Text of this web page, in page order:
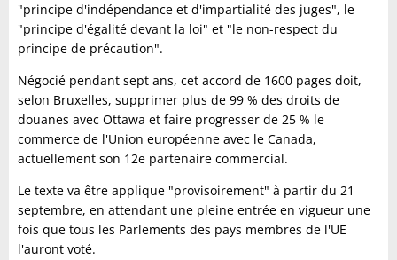
"principe d'indépendance et d'impartialité des juges", le
"principe d'égalité devant la loi" et "le non-respect du
principe de précaution".
Négocié pendant sept ans, cet accord de 1600 pages doit,
selon Bruxelles, supprimer plus de 99 % des droits de
douanes avec Ottawa et faire progresser de 25 % le
commerce de l'Union européenne avec le Canada,
actuellement son 12e partenaire commercial.
Le texte va être applique "provisoirement" à partir du 21
septembre, en attendant une pleine entrée en vigueur une
fois que tous les Parlements des pays membres de l'UE
l'auront voté.